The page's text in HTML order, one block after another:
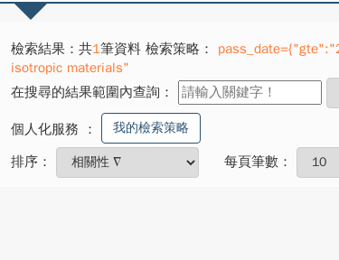
檢索結果：共1筆資料 檢索策略：
isotropic materials"
在搜尋的結果範圍內查詢：
個人化服務 ： 我的檢索策略
排序： 每頁筆數：